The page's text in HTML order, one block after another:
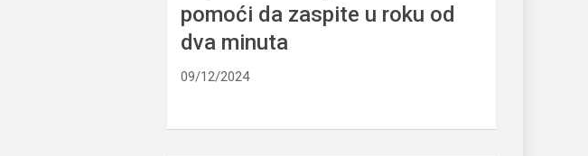
pomoći da zaspite u roku od
dva minuta
09/12/2024